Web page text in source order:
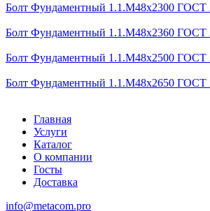
Болт Фундаментный 1.1.М48х2300 ГОСТ
Болт Фундаментный 1.1.М48х2360 ГОСТ
Болт Фундаментный 1.1.М48х2500 ГОСТ
Болт Фундаментный 1.1.М48х2650 ГОСТ
Главная
Услуги
Каталог
О компании
Госты
Доставка
info@metacom.pro